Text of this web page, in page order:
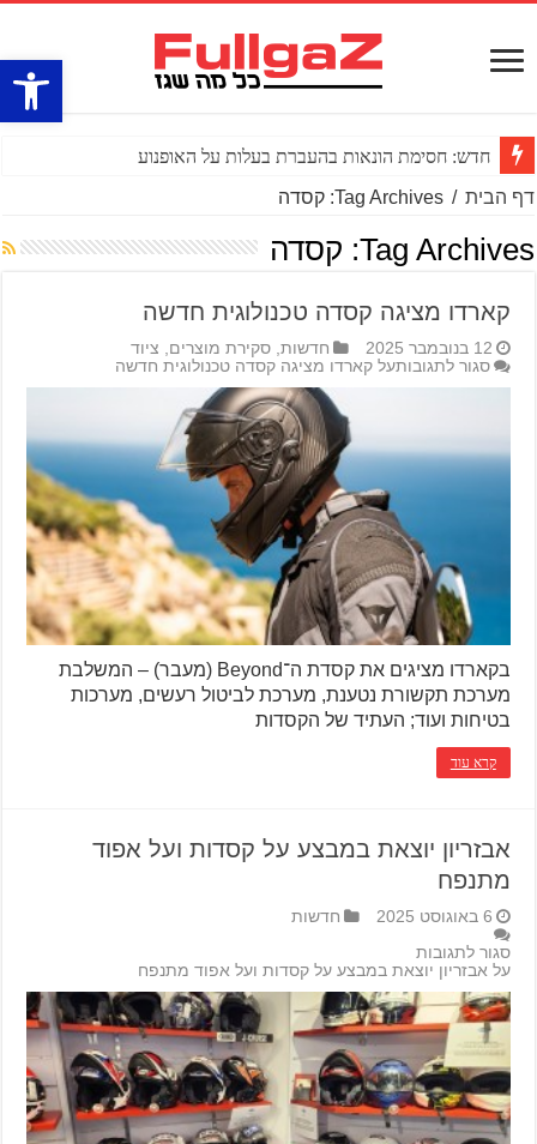
פתח
חדש: חסימת הונאות בהעברת בעלות על האופנוע
דף הבית / Tag Archives: קסדה
Tag Archives: קסדה
קארדו מציגה קסדה טכנולוגית חדשה
12 בנובמבר 2025 חדשות ,סקירת מוצרים
ציוד
סגור לתגובותעל קארדו מציגה קסדה טכנולוגית חדשה
בקארדו מציגים את קסדת ה־Beyond (מעבר) – המשלבת
מערכת תקשורת נטענת, מערכת לביטול רעשים, מערכות
בטיחות ועוד; העתיד של הקסדות
קרא עוד
אבזריון יוצאת במבצע על קסדות ועל אפוד
מתנפח
6 באוגוסט 2025
חדשות
סגור לתגובות
על אבזריון יוצאת במבצע על קסדות ועל אפוד מתנפח